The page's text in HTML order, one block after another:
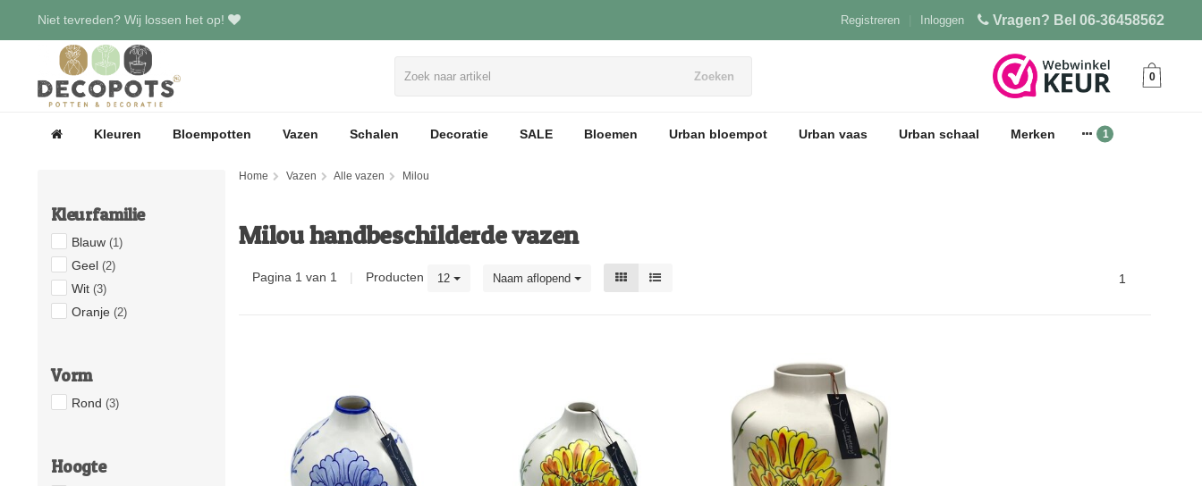
Niet tevreden? Wij lossen het op! Vragen? Bel 06-36458562
Inloggen
Registreren
Zoeken 0
Kleuren Bloempotten Vazen Schalen Decoratie SALE Bloemen Urban bloempot Urban vaas Urban schaal Merken
Kleurfamilie
Blauw (1)
Geel (2)
Wit (3)
Oranje (2)
Vorm
Rond (3)
Hoogte
Home Vazen Alle vazen Milou
Milou handbeschilderde vazen
Pagina 1 van 1 | Producten 12 Naam aflopend 1